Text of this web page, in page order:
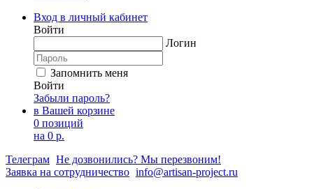
Вход в личный кабинет
Войти
Логин
Запомнить меня
Войти
Забыли пароль?
в Вашей корзине
0 позиций
на 0 р.
Телеграм Не дозвонились? Мы перезвоним!
Заявка на сотрудничество info@artisan-project.ru